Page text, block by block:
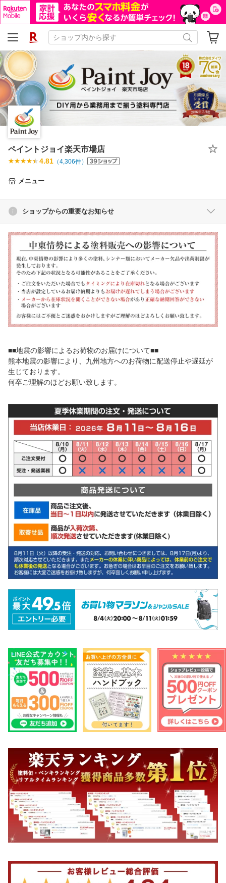
ペイントジョイ楽天市場店
4.81 （4,306件）
メニュー
ショップからの重要なお知らせ
■■地震の影響によるお荷物のお届けについて■■
熊本地震の影響により、九州地方へのお荷物に配送停止や遅延が
生じております。
何卒ご理解のほどお願い致します。